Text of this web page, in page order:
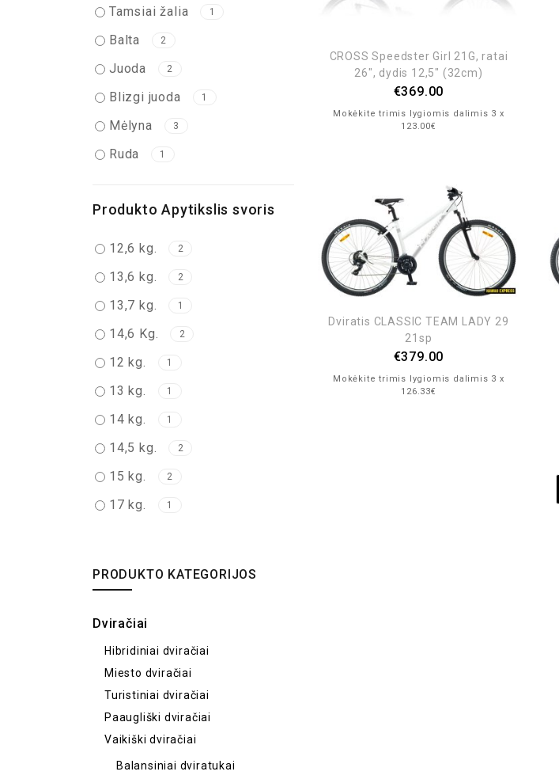
Tamsiai žalia 1
Balta 2
Juoda 2
Blizgi juoda 1
Mėlyna 3
Ruda 1
Produkto Apytikslis svoris
12,6 kg. 2
13,6 kg. 2
13,7 kg. 1
14,6 Kg. 2
12 kg. 1
13 kg. 1
14 kg. 1
14,5 kg. 2
15 kg. 2
17 kg. 1
PRODUKTO KATEGORIJOS
Dviračiai
Hibridiniai dviračiai
Miesto dviračiai
Turistiniai dviračiai
Paaugliški dviračiai
Vaikiški dviračiai
Balansiniai dviratukai
CROSS Speedster Girl 21G, ratai
26″, dydis 12,5″ (32cm)
€369.00
Mokėkite trimis lygiomis dalimis 3 x
123.00€
Dviratis CLASSIC TEAM LADY 29
21sp
€379.00
Mokėkite trimis lygiomis dalimis 3 x
126.33€